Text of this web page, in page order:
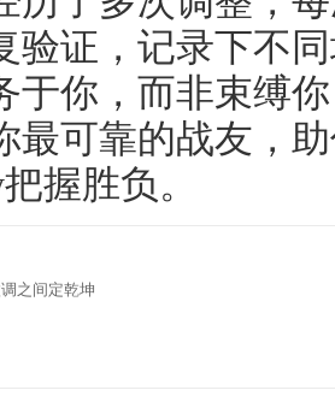
验证，记录下不
于你，而非束缚
最可靠的战友，
握胜负。
之间定乾坤